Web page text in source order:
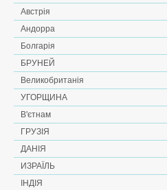
Австрія
Андорра
Болгарія
БРУНЕЙ
Великобританія
УГОРЩИНА
В'єтнам
ГРУЗІЯ
ДАНІЯ
ИЗРАЇЛЬ
ІНДІЯ